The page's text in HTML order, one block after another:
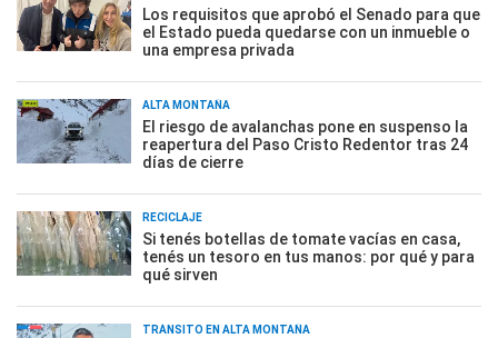
Los requisitos que aprobó el Senado para que
el Estado pueda quedarse con un inmueble o
una empresa privada
ALTA MONTAÑA
El riesgo de avalanchas pone en suspenso la
reapertura del Paso Cristo Redentor tras 24
días de cierre
RECICLAJE
Si tenés botellas de tomate vacías en casa,
tenés un tesoro en tus manos: por qué y para
qué sirven
TRÁNSITO EN ALTA MONTAÑA